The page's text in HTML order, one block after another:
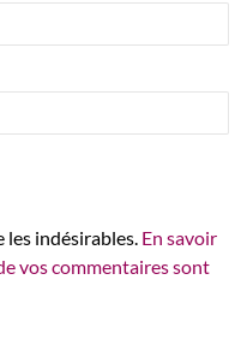
indésirables. En savoir
vos commentaires sont